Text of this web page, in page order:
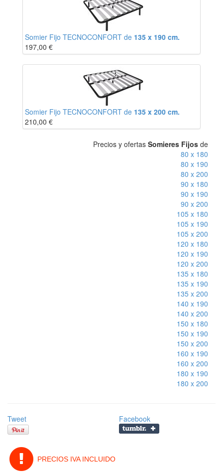
Somier Fijo TECNOCONFORT de 135 x 190 cm.
197,00 €
Somier Fijo TECNOCONFORT de 135 x 200 cm.
210,00 €
Precios y ofertas Somieres Fijos de
80 x 180
80 x 190
80 x 200
90 x 180
90 x 190
90 x 200
105 x 180
105 x 190
105 x 200
120 x 180
120 x 190
120 x 200
135 x 180
135 x 190
135 x 200
140 x 190
140 x 200
150 x 180
150 x 190
150 x 200
160 x 190
160 x 200
180 x 190
180 x 200
Tweet Facebook
PRECIOS IVA INCLUIDO